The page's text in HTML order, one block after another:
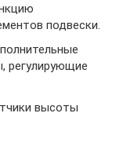
подвески.
регулирующие
высоты